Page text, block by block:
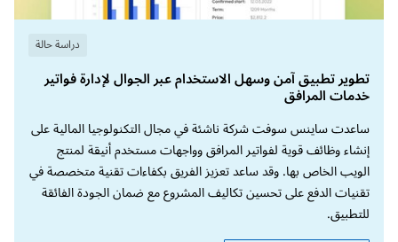
دراسة حالة
تطوير تطبيق آمن وسهل الاستخدام عبر الجوال لإدارة فواتير
خدمات المرافق
ساعدت ساينس سوفت شركة ناشئة في مجال التكنولوجيا المالية على
إنشاء وظائف قوية لفواتير المرافق وواجهات مستخدم أنيقة لمنتج
الويب الخاص بها. وقد ساعد تعزيز الفريق بكفاءات تقنية متخصصة في
تقنيات الدفع على تحسين تكاليف المشروع مع ضمان الجودة الفائقة
للتطبيق.